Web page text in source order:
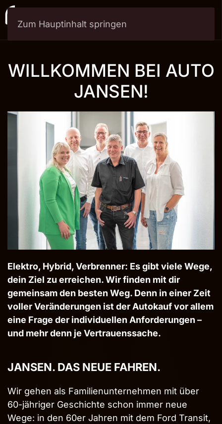
Zum Hauptinhalt springen
WILLKOMMEN BEI AUTO
JANSEN!
Elektro, Hybrid, Verbrenner: Es gibt viele Wege,
dein Ziel zu erreichen. Wir finden mit dir
gemeinsam den besten Weg. Denn in einer Zeit
voller Veränderungen ist der Autokauf vor allem
eine Frage der individuellen Anforderungen –
und mehr denn je Vertrauenssache.
JANSEN. DAS NEUE FAHREN.
Wir gehen als Familienunternehmen mit über
60-jähriger Geschichte schon immer neue
Wege: in den 60er Jahren mit dem Ford Transit,